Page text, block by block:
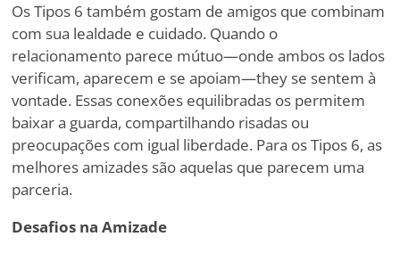
Os Tipos 6 também gostam de amigos que combinam
com sua lealdade e cuidado. Quando o
relacionamento parece mútuo—onde ambos os lados
verificam, aparecem e se apoiam—they se sentem à
vontade. Essas conexões equilibradas os permitem
baixar a guarda, compartilhando risadas ou
preocupações com igual liberdade. Para os Tipos 6, as
melhores amizades são aquelas que parecem uma
parceria.
Desafios na Amizade